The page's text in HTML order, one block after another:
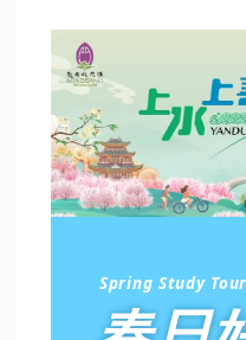
Spring Study Tour